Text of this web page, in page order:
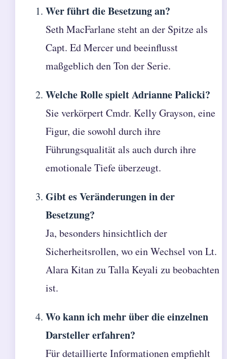
Wer führt die Besetzung an?
Seth MacFarlane steht an der Spitze als
Capt. Ed Mercer und beeinflusst
maßgeblich den Ton der Serie.
Welche Rolle spielt Adrianne Palicki?
Sie verkörpert Cmdr. Kelly Grayson, eine
Figur, die sowohl durch ihre
Führungsqualität als auch durch ihre
emotionale Tiefe überzeugt.
Gibt es Veränderungen in der
Besetzung?
Ja, besonders hinsichtlich der
Sicherheitsrollen, wo ein Wechsel von Lt.
Alara Kitan zu Talla Keyali zu beobachten
ist.
Wo kann ich mehr über die einzelnen
Darsteller erfahren?
Für detaillierte Informationen empfiehlt